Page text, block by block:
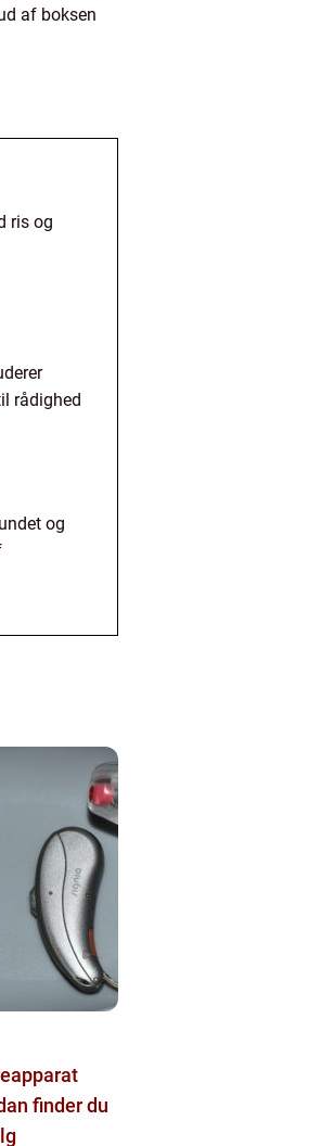
af boksen
ris og
rådighed
og